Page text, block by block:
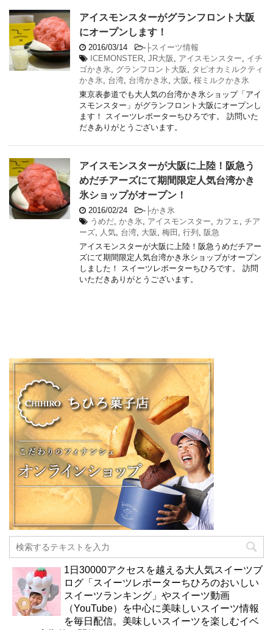
アイスモンスターがグランフロント大阪
にオープンします！
2016/03/14 - ├スイーツ情報
ICEMONSTER, JR大阪 , アイスモンスター, イチ
ゴかき氷, グランフロント大阪 , タピオカミルクティ
かき氷, 台湾, 台湾かき氷, 大阪 , 桜ミルクかき氷
東京表参道でも大人気の台湾かき氷ショップ「アイ
スモンスター」がグランフロント大阪にオープンし
ます！ スイーツレポーターちひろです。 訪問いた
だきありがとうございます。
アイスモンスターが大阪に上陸！阪急う
めだチアーズにて期間限定人気台湾かき
氷ショップがオープン！
2016/02/24 - ├かき氷
うめだ, かき氷, アイスモンスター, カフェ , チア
ーズ, 人気, 台湾, 大阪 , 梅田 , 行列 , 阪急
アイスモンスターが大阪に上陸！阪急うめだチアー
ズにて期間限定人気台湾かき氷ショップがオープン
しました！ スイーツレポーターちひろです。 訪問
いただきありがとうございます。
1日30000アクセスを越える大人気スイーツブ
ログ「スイーツレポーターちひろのおいしい
スイーツランキング」やスイーツ動画
（YouTube）を中心に美味しいスイーツ情報
を毎日配信。美味しいスイーツを楽しむイベ